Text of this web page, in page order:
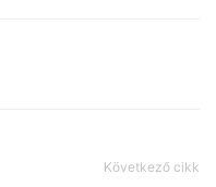
Következő cikk